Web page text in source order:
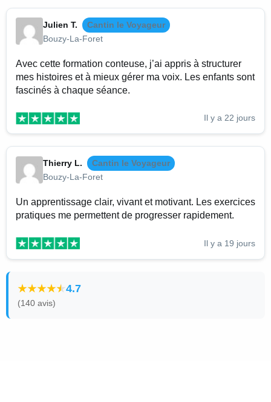
Julien T.
Cantin le Voyageur
Bouzy-La-Foret
Avec cette formation conteuse, j’ai appris à structurer
mes histoires et à mieux gérer ma voix. Les enfants sont
fascinés à chaque séance.
Il y a 22 jours
Thierry L.
Cantin le Voyageur
Bouzy-La-Foret
Un apprentissage clair, vivant et motivant. Les exercices
pratiques me permettent de progresser rapidement.
Il y a 19 jours
4.7
(140 avis)